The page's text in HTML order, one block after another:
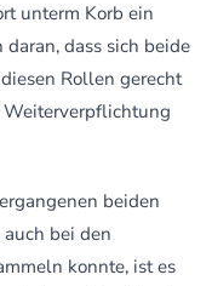
unterm Korb ein
dass sich beide
Rollen gerecht
Weiterverpflichtung
beiden
bei den
konnte, ist es